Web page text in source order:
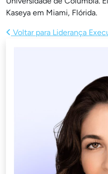
Kaseya em Miami, Flórida.
Voltar para Liderança